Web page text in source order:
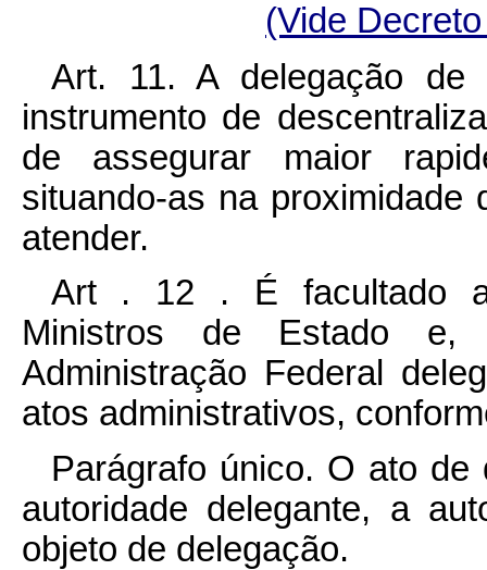
(Vide
Art. 11. A delegação de
instrumento de
de assegurar maior
situando-as na
atender.
Art . 12 . É facultado
Ministros de Estado
Administração Federal
atos administrativos,
Parágrafo único. O ato
autoridade delegante, a
objeto de delegação.